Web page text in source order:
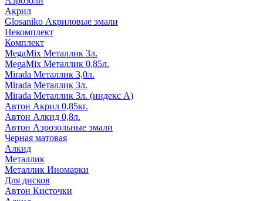
Акрил
Glosaniko Акриловые эмали
Некомплект
Комплект
MegaMix Металлик 3л.
MegaMix Металлик 0,85л.
Mirada Металлик 3,0л.
Mirada Металлик 3л.
Mirada Металлик 3л. (индекс А)
Автон Акрил 0,85кг.
Автон Алкид 0,8л.
Автон Аэрозольные эмали
Черная матовая
Алкид
Металлик
Металлик Иномарки
Для дисков
Автон Кисточки